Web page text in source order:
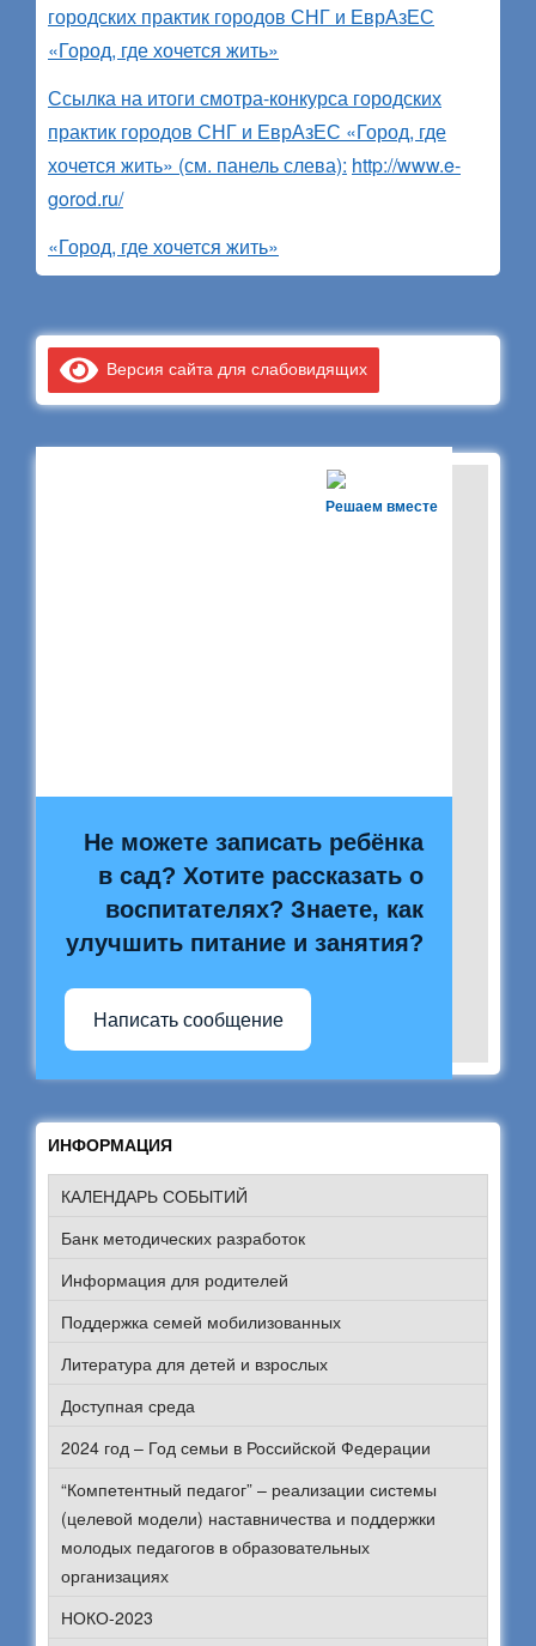
городских практик городов СНГ и ЕврАзЕС
«Город, где хочется жить»
Ссылка на итоги смотра-конкурса городских
практик городов СНГ и ЕврАзЕС «Город, где
хочется жить» (см. панель слева): http://www.e-
gorod.ru/
«Город, где хочется жить»
Версия сайта для слабовидящих
Решаем вместе
Не можете записать ребёнка
в сад? Хотите рассказать о
воспитателях? Знаете, как
улучшить питание и занятия?
Написать сообщение
ИНФОРМАЦИЯ
КАЛЕНДАРЬ СОБЫТИЙ
Банк методических разработок
Информация для родителей
Поддержка семей мобилизованных
Литература для детей и взрослых
Доступная среда
2024 год – Год семьи в Российской Федерации
“Компетентный педагог” – реализации системы
(целевой модели) наставничества и поддержки
молодых педагогов в образовательных
организациях
НОКО-2023